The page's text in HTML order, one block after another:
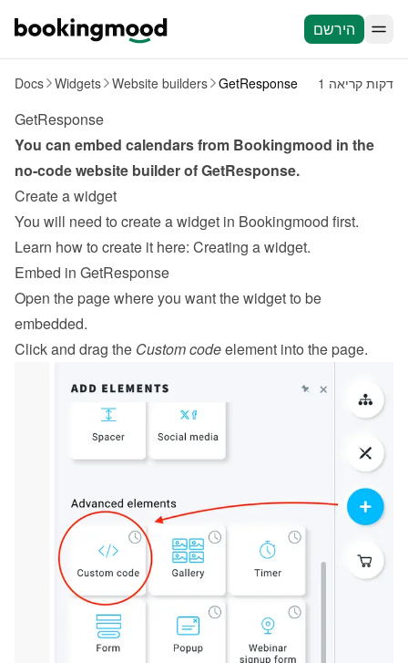
הירשם
Docs Widgets Website builders GetResponse 1 דקות קריאה
GetResponse
You can embed calendars from Bookingmood in the
no-code website builder of GetResponse.
Create a widget
You will need to create a widget in Bookingmood first.
Learn how to create it here: Creating a widget.
Embed in GetResponse
Open the page where you want the widget to be
embedded.
Click and drag the Custom code element into the page.